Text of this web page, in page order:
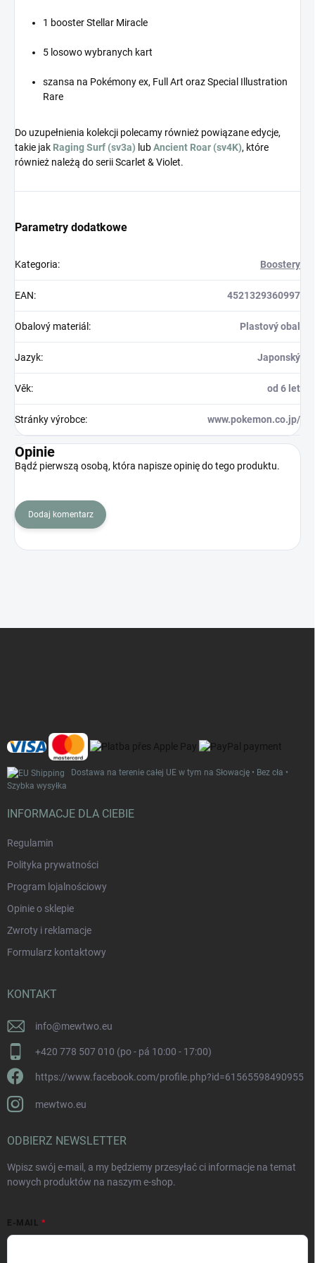
1 booster Stellar Miracle
5 losowo wybranych kart
szansa na Pokémony ex, Full Art oraz Special Illustration
Rare
Do uzupełnienia kolekcji polecamy również powiązane edycje,
takie jak Raging Surf (sv3a) lubAncient Roar (sv4K), które
również należą do serii Scarlet & Violet.
Parametry dodatkowe
Kategoria: Boostery
EAN: 4521329360997
Obalový materiál : Plastový obal
Jazyk: Japonský
Věk: od 6 let
Stránky výrobce: www.pokemon.co.jp/
Opinie
Bądź pierwszą osobą, która napisze opinię do tego produktu.
Dodaj komentarz
Dostawa na terenie całej UE w tym na Słowację • Bez cła •
Szybka wysyłka
INFORMACJE DLA CIEBIE
Regulamin
Polityka prywatności
Program lojalnościowy
Opinie o sklepie
Zwroty i reklamacje
Formularz kontaktowy
KONTAKT
info@mewtwo.eu
+420 778 507 010 (po - pá 10:00 - 17:00)
https://www.facebook.com/profile.php?id=61565598490955
mewtwo.eu
ODBIERZ NEWSLETTER
Wpisz swój e-mail, a my będziemy przesyłać ci informacje na temat
nowych produktów na naszym e-shop.
E-MAIL